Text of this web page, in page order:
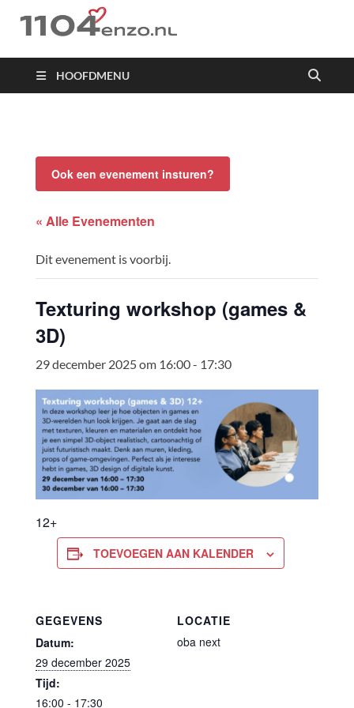
1104 en zo
HOOFDMENU
Ook een evenement insturen?
« Alle Evenementen
Dit evenement is voorbij.
Texturing workshop (games &
3D)
29 december 2025 om 16:00- 17:30
12+
TOEVOEGEN AAN KALENDER
GEGEVENS
Datum:
29 december 2025
Tijd:
16:00 - 17:30
LOCATIE
oba next